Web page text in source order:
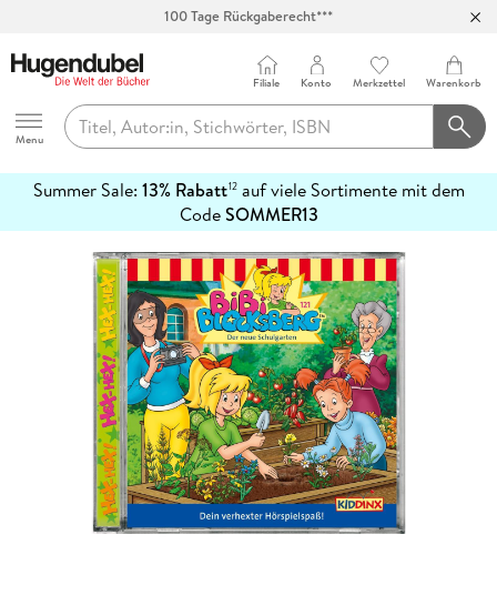
Hugendubel
Menu
Filiale Konto Merkzettel Warenkorb
Summer Sale: 13% Rabatt12auf viele Sortimente mit dem
CodeSOMMER13
erfahren